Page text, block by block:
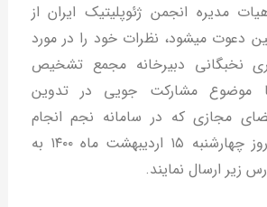
مدیره انجمن ژئوپلیتیک ایران از
دعوت میشود، نظرات خود را در مورد
نخبگانی دبیرخانه مجمع تشخیص
موضوع مشارکت جویی در تدوین
مجازی که در سامانه نجم انجام
میشود، نهایتا تا روز چهارشنبه ۱۵ اردیبهشت ماه ۱۴۰۰ به
زیر ارسال نمایند.